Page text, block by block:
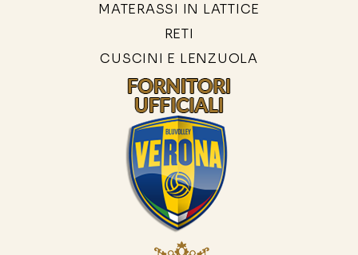
MATERASSI IN LATTICE
RETI
CUSCINI E LENZUOLA